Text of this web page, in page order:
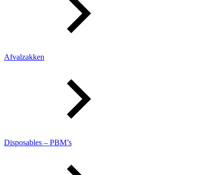
Afvalzakken
Disposables – PBM’s